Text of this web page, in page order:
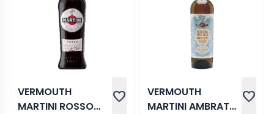
VERMOUTH
MARTINI ROSSO
favorite
VERMOUTH
MARTINI AMBRATO
favorite